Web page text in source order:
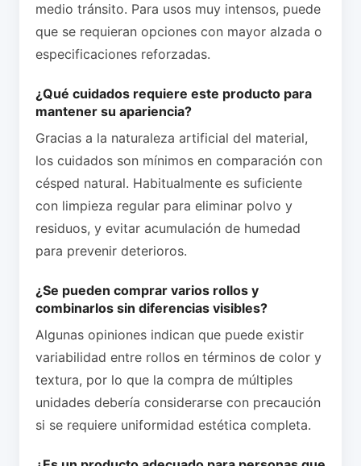
medio tránsito. Para usos muy intensos, puede
que se requieran opciones con mayor alzada o
especificaciones reforzadas.
¿Qué cuidados requiere este producto para
mantener su apariencia?
Gracias a la naturaleza artificial del material,
los cuidados son mínimos en comparación con
césped natural. Habitualmente es suficiente
con limpieza regular para eliminar polvo y
residuos, y evitar acumulación de humedad
para prevenir deterioros.
¿Se pueden comprar varios rollos y
combinarlos sin diferencias visibles?
Algunas opiniones indican que puede existir
variabilidad entre rollos en términos de color y
textura, por lo que la compra de múltiples
unidades debería considerarse con precaución
si se requiere uniformidad estética completa.